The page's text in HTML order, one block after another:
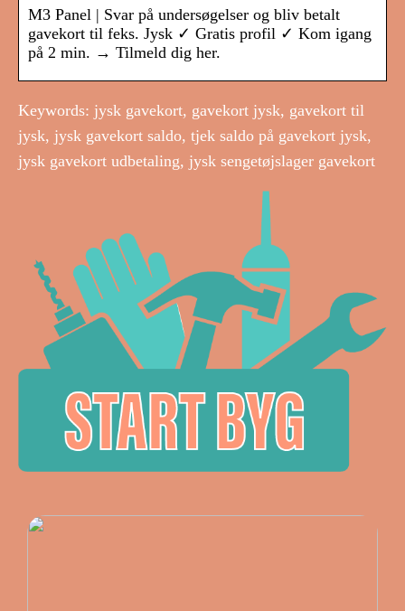
M3 Panel | Svar på undersøgelser og bliv betalt
gavekort til feks. Jysk ✓ Gratis profil ✓ Kom igang
på 2 min. → Tilmeld dig her.
Keywords: jysk gavekort, gavekort jysk, gavekort til
jysk, jysk gavekort saldo, tjek saldo på gavekort jysk,
jysk gavekort udbetaling, jysk sengetøjslager gavekort